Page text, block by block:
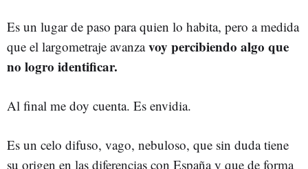
Es un lugar de paso para quien lo habita, pero a medida
que el largometraje avanzavoy percibiendo algo que
no logro identificar.
Al final me doy cuenta. Es envidia.
Es un celo difuso, vago, nebuloso, que sin duda tiene
su origen en las diferencias con España y que de forma